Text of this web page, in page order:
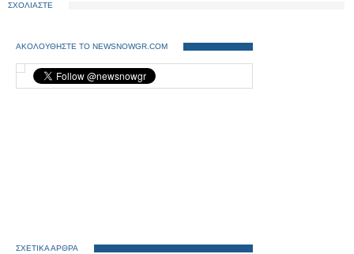
ΣΧΟΛΙΑΣΤΕ
ΑΚΟΛΟΥΘΗΣΤΕ ΤΟ NEWSNOWGR.COM
ΣΧΕΤΙΚΑ ΑΡΘΡΑ